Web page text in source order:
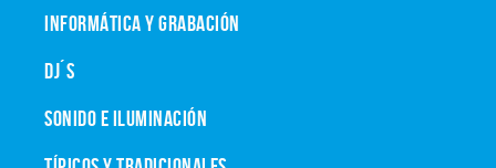
INFORMÁTICA Y GRABACIÓN
DJ´S
SONIDO E ILUMINACIÓN